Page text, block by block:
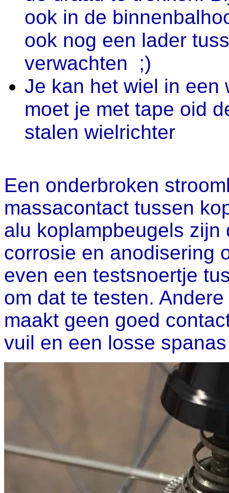
ook in de
ook nog een lader
verwachten ;)
Je kan het wiel in een
moet je met tape oid
stalen wielrichter
Een onderbroken
massacontact tussen
alu koplampbeugels
corrosie en anodisering
even een testsnoertje
om dat te testen.
maakt geen goed
vuil en een losse spanas